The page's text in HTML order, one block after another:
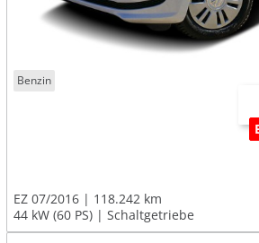
Benzin
EZ 07/2016
118.242 km
44 kW (60 PS)
Schaltgetriebe